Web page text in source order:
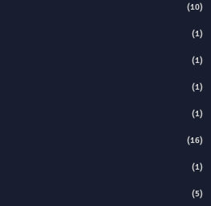
(10)
(1)
(1)
(1)
(1)
(16)
(1)
(5)